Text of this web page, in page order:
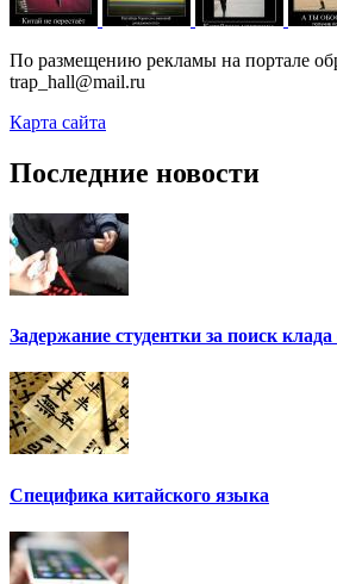
По размещению рекламы на портале
trap_hall@mail.ru
Карта сайта
Последние новости
Задержание студентки за поиск
Специфика китайского языка